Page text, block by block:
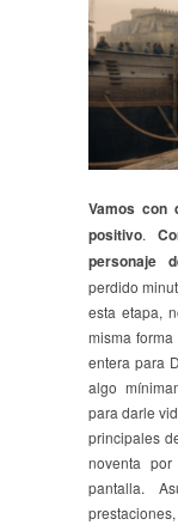
Vamos con
positivo.
personaje
perdido
esta etapa,
misma
entera para
algo
para darle
principales
noventa
pantalla.